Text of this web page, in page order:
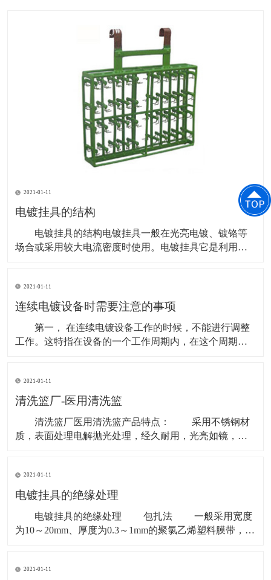
2021-01-11
电镀挂具的结构
电镀挂具的结构电镀挂具一般在光亮电镀、镀铬等
场合或采用较大电流密度时使用。电镀挂具它是利用挂
宽、板厚决定。电镀挂具无论用哪种方式悬挂零件，都
应保证零件在电镀时产生的气体顺利排出，以免产生的
2021-01-11
连续电镀设备时需要注意的事项
第一， 在连续电镀设备工作的时候，不能进行调整
工作。这特指在设备的一个工作周期内，在这个周期
间就会产生一定的偏差，不利于标准化生产。 第
二， 调整好连续电镀设备的结构。每个零件和部件的紧
2021-01-11
清洗篮厂-医用清洗篮
清洗篮厂医用清洗篮产品特点： 采用不锈钢材
质，表面处理电解抛光处理，经久耐用，光亮如镜，不
全使用。 网格化设计利于水或蒸汽的穿透，保证清
洗和灭菌效果。多个网筐可堆叠放置。 医用清洗篮
2021-01-11
电镀挂具的绝缘处理
电镀挂具的绝缘处理 包扎法 一般采用宽度
为10～20mm、厚度为0.3～1mm的聚氯乙烯塑料膜带，在
一层的接缝，最后用金属丝扎紧。在挂钩上也可用尺寸
2021-01-11